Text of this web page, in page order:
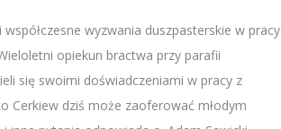
wyzwania duszpasterskie w pracy
opiekun bractwa przy parafii
się swoimi doświadczeniami w pracy z
Cerkiew dziś może zaoferować młodym